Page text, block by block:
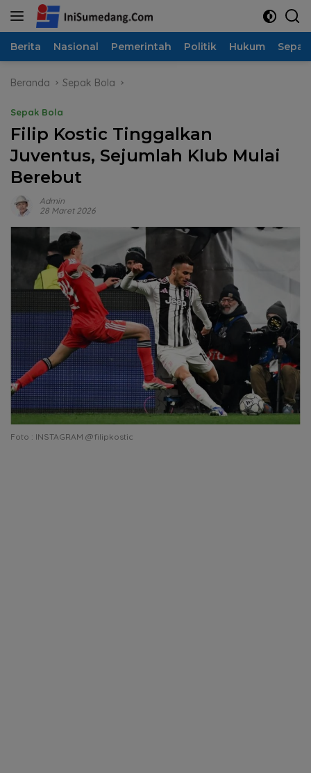
Langsung
Berita Nasional Pemerintah Politik Hukum
Beranda Sepak Bola
Sepak Bola
Filip Kostic Tinggalkan
Juventus, Sejumlah Klub Mulai
Berebut
Admin
28 Maret 2026
Foto : INSTAGRAM @filipkostic